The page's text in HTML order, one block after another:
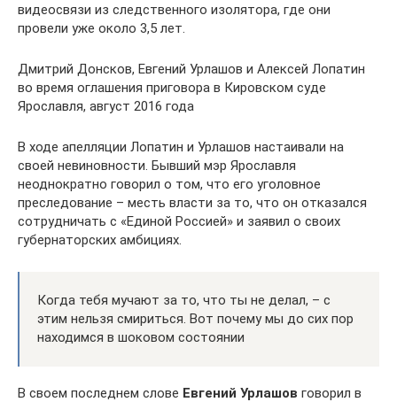
видеосвязи из следственного изолятора, где они
провели уже около 3,5 лет.
Дмитрий Донсков, Евгений Урлашов и Алексей Лопатин
во время оглашения приговора в Кировском суде
Ярославля, август 2016 года
В ходе апелляции Лопатин и Урлашов настаивали на
своей невиновности. Бывший мэр Ярославля
неоднократно говорил о том, что его уголовное
преследование – месть власти за то, что он отказался
сотрудничать с «Единой Россией» и заявил о своих
губернаторских амбициях.
Когда тебя мучают за то, что ты не делал, – с
этим нельзя смириться. Вот почему мы до сих пор
находимся в шоковом состоянии
В своем последнем слове Евгений Урлашов говорил в